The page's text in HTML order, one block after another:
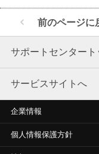
前のページに
サポートセンタート
サービスサイトへ
企業情報
個人情報保護方針